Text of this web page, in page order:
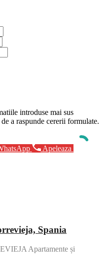
introduse mai sus
a raspunde cererii formulate.
Apeleaza
Spania
Apartamente și